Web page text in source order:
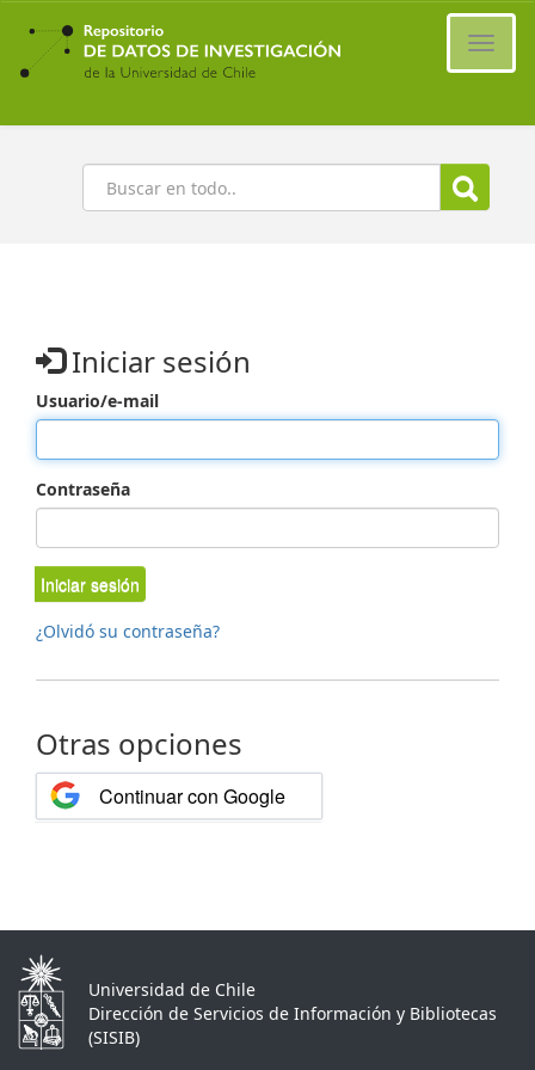
Ir
contenido
principal
Buscar
Iniciar sesión
Usuario/e-mail
Contraseña
Iniciar sesión
¿Olvidó su contraseña?
Otras opciones
Continuar con Google
Universidad de Chile
Dirección de Servicios de Información y Bibliotecas
(SISIB)